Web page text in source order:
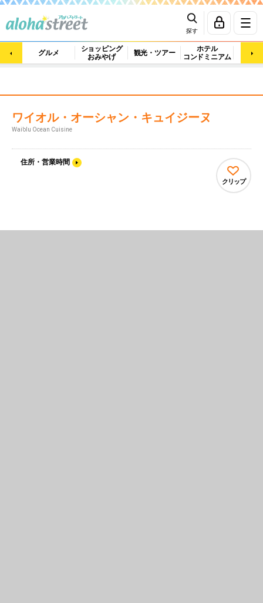
探す
グルメ
ショッピング
おみやげ
観光・ツアー
ホテル
コンドミニアム
マッ
ワイオル・オーシャン・キュイジーヌ
Wai’olu Ocean Cuisine
住所・営業時間
クリップ